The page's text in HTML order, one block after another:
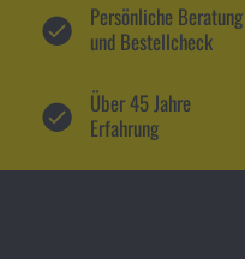
Persönliche Beratung
und Bestellcheck
Über 45 Jahre
Erfahrung